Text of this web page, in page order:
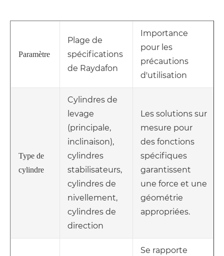
Paramètre
Plage de
spécifications
de Raydafon
Importance
pour les
précautions
d'utilisation
Type de
cylindre
Cylindres de
levage
(principale,
inclinaison),
cylindres
stabilisateurs,
cylindres de
nivellement,
cylindres de
direction
Les solutions sur
mesure pour
des fonctions
spécifiques
garantissent
une force et une
géométrie
appropriées.
Se rapporte